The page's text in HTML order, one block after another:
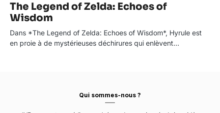
The Legend of Zelda: Echoes of
Wisdom
Dans *The Legend of Zelda: Echoes of Wisdom*, Hyrule est
en proie à de mystérieuses déchirures qui enlèvent…
Qui sommes-nous ?